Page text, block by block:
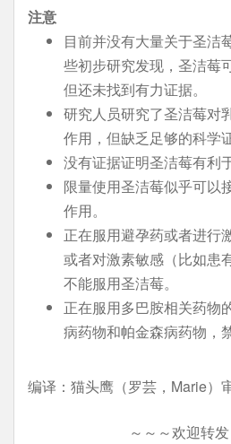
注意
目前并没有大量关于圣洁
些初步研究发现，圣洁莓
但还未找到有力证据。
研究人员研究了圣洁莓对
作用，但缺乏足够的科学
没有证据证明圣洁莓有利
限量使用圣洁莓似乎可以
作用。
正在服用避孕药或者进行
或者对激素敏感（比如患
不能服用圣洁莓。
正在服用多巴胺相关药物
病药物和帕金森病药物，
编译：猫头鹰（罗芸，Marie）
～～～欢迎转